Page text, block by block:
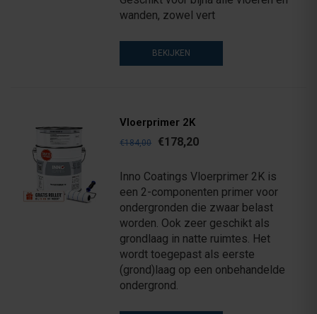
wanden, zowel vert
BEKIJKEN
Vloerprimer 2K
€184,00 €178,20
Inno Coatings Vloerprimer 2K is
een 2-componenten primer voor
ondergronden die zwaar belast
worden. Ook zeer geschikt als
grondlaag in natte ruimtes. Het
wordt toegepast als eerste
(grond)laag op een onbehandelde
ondergrond.